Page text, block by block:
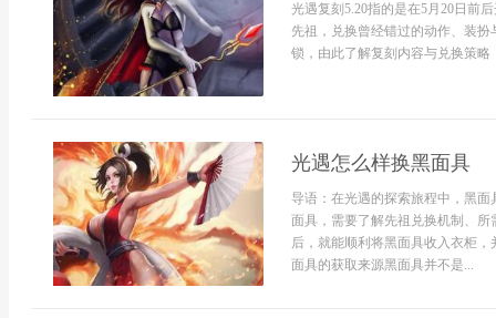
光遇复刻5.20指的是在5月20日前
先祖，兑换曾经错过的动作、装
锁，由此了解复刻内容与兑换策
光遇怎么样换黑面具
导语：在光遇的探索旅程中，黑
面具，需要了解先祖兑换机制、
后，就能顺利将黑面具收入衣柜
面具的获取来源黑面具并不是...